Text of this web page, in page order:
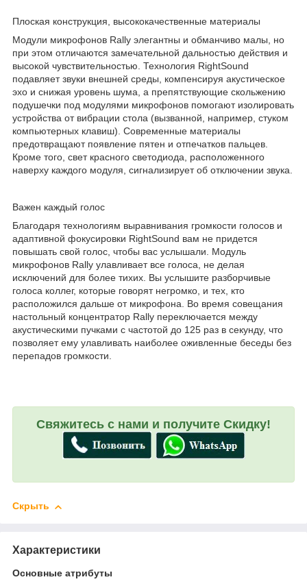
Плоская конструкция, высококачественные материалы
Модули микрофонов Rally элегантны и обманчиво малы, но
при этом отличаются замечательной дальностью действия и
высокой чувствительностью. Технология RightSound
подавляет звуки внешней среды, компенсируя акустическое
эхо и снижая уровень шума, а препятствующие скольжению
подушечки под модулями микрофонов помогают изолировать
устройства от вибрации стола (вызванной, например, стуком
компьютерных клавиш). Современные материалы
предотвращают появление пятен и отпечатков пальцев.
Кроме того, свет красного светодиода, расположенного
наверху каждого модуля, сигнализирует об отключении звука.
Важен каждый голос
Благодаря технологиям выравнивания громкости голосов и
адаптивной фокусировки RightSound вам не придется
повышать свой голос, чтобы вас услышали. Модуль
микрофонов Rally улавливает все голоса, не делая
исключений для более тихих. Вы услышите разборчивые
голоса коллег, которые говорят негромко, и тех, кто
расположился дальше от микрофона. Во время совещания
настольный концентратор Rally переключается между
акустическими пучками с частотой до 125 раз в секунду, что
позволяет ему улавливать наиболее оживленные беседы без
перепадов громкости.
Свяжитесь с нами и получите Скидку!
Скрыть
Характеристики
Основные атрибуты